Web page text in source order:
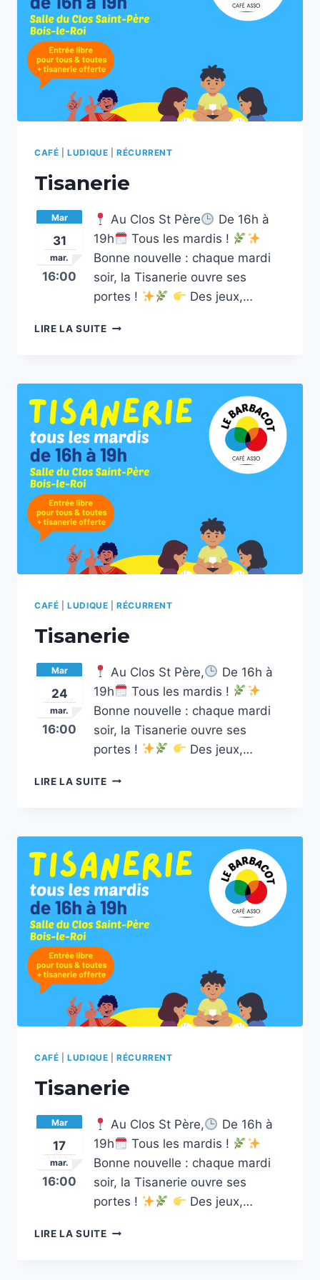
CAFÉ |LUDIQUE |RÉCURRENT
Tisanerie
Mar
31
mar.
16:00
Au Clos St Père
De 16h à
19h
Tous les mardis !
Bonne nouvelle : chaque mardi
soir, la Tisanerie ouvre ses
portes !
Des jeux,…
LIRE LA SUITETISANERIE
CAFÉ |LUDIQUE |RÉCURRENT
Tisanerie
Mar
24
mar.
16:00
Au Clos St Père,
De 16h à
19h
Tous les mardis !
Bonne nouvelle : chaque mardi
soir, la Tisanerie ouvre ses
portes !
Des jeux,…
LIRE LA SUITETISANERIE
CAFÉ |LUDIQUE |RÉCURRENT
Tisanerie
Mar
17
mar.
16:00
Au Clos St Père,
De 16h à
19h
Tous les mardis !
Bonne nouvelle : chaque mardi
soir, la Tisanerie ouvre ses
portes !
Des jeux,…
LIRE LA SUITETISANERIE